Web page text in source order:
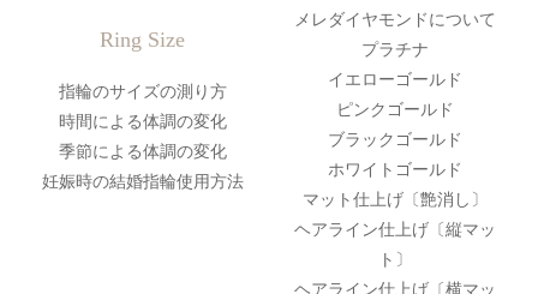
Ring Size
指輪のサイズの測り方
時間による体調の変化
季節による体調の変化
妊娠時の結婚指輪使用方法
メレダイヤモンドについて
プラチナ
イエローゴールド
ピンクゴールド
ブラックゴールド
ホワイトゴールド
マット仕上げ〔艶消し〕
ヘアライン仕上げ〔縦マッ
ト〕
ヘアライン仕上げ〔横マッ